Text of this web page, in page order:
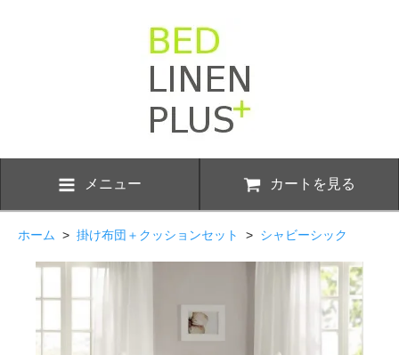
メニュー カートを見る
ホーム > 掛け布団＋クッションセット > シャビーシック